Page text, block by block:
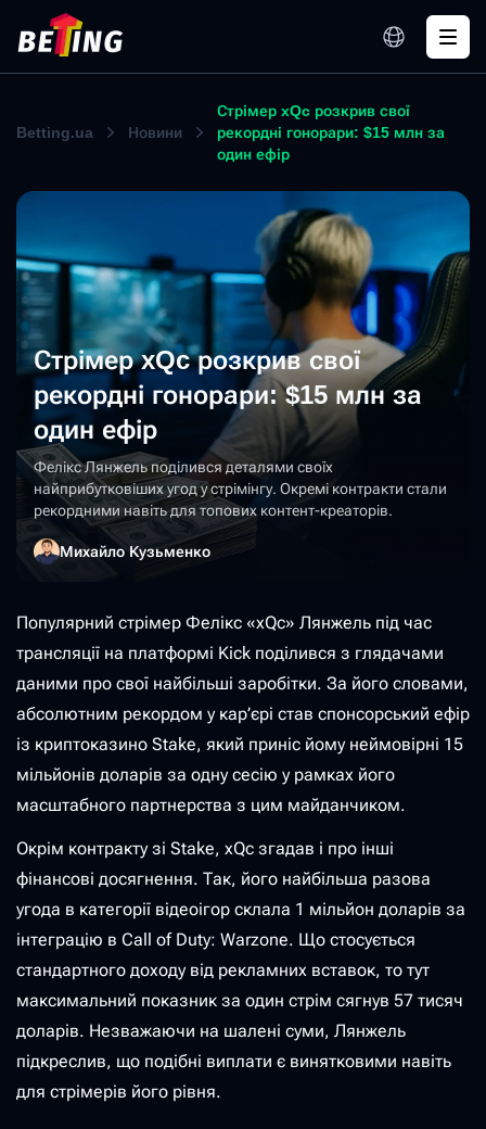
Betting.ua Новини
Стрімер xQc розкрив свої
рекордні гонорари: $15 млн за
один ефір
Стрімер xQc розкрив свої
рекордні гонорари: $15 млн за
один ефір
Фелікс Лянжель поділився деталями своїх
найприбутковіших угод у стрімінгу. Окремі контракти стали
рекордними навіть для топових контент-креаторів.
Михайло Кузьменко
Популярний стрімер Фелікс «xQc» Лянжель під час
трансляції на платформі Kick поділився з глядачами
даними про свої найбільші заробітки. За його словами,
абсолютним рекордом у кар’єрі став спонсорський ефір
із криптоказино Stake, який приніс йому неймовірні 15
мільйонів доларів за одну сесію у рамках його
масштабного партнерства з цим майданчиком.
Окрім контракту зі Stake, xQc згадав і про інші
фінансові досягнення. Так, його найбільша разова
угода в категорії відеоігор склала 1 мільйон доларів за
інтеграцію в Call of Duty: Warzone. Що стосується
стандартного доходу від рекламних вставок, то тут
максимальний показник за один стрім сягнув 57 тисяч
доларів. Незважаючи на шалені суми, Лянжель
підкреслив, що подібні виплати є винятковими навіть
для стрімерів його рівня.